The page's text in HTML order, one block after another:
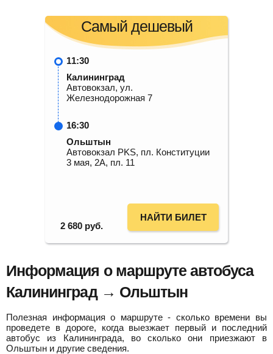
Самый дешевый
11:30
Калининград
Автовокзал, ул.
Железнодорожная 7
16:30
Ольштын
Автовокзал PKS, пл. Конституции
3 мая, 2А, пл. 11
2 680 руб.
НАЙТИ БИЛЕТ
Информация о маршруте автобуса
Калининград → Ольштын
Полезная информация о маршруте - сколько времени вы
проведете в дороге, когда выезжает первый и последний
автобус из Калининграда, во сколько они приезжают в
Ольштын и другие сведения.